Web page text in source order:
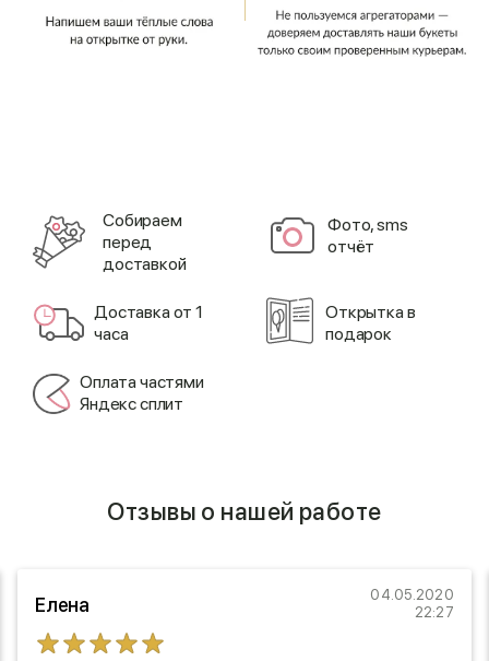
Cобираем
перед
доставкой
Фото, sms
отчёт
Доставка от 1
часа
Открытка в
подарок
Оплата частями
Яндекс сплит
Отзывы о нашей работе
Елена
04.05.2020
22:27